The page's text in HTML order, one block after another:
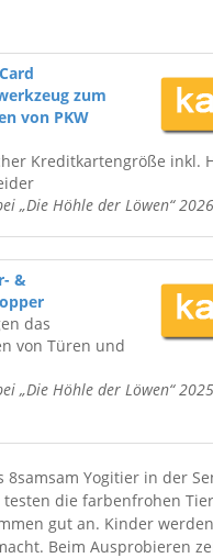
zum
von PKW
Kreditkartengröße inkl.
„Die Höhle der Löwen“ 2026
&
das
von Türen und
„Die Höhle der Löwen“ 2025
Yogitier in der
die farbenfrohen
gut an. Kinder
Beim Ausprobieren